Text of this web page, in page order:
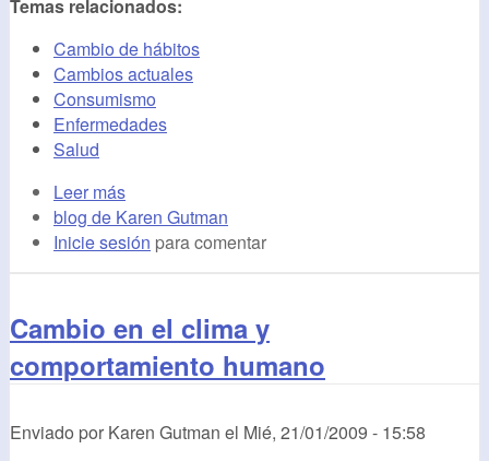
Temas relacionados:
Cambio de hábitos
Cambios actuales
Consumismo
Enfermedades
Salud
Leer más
blog de Karen Gutman
Inicie sesión para comentar
Cambio en el clima y
comportamiento humano
Enviado por Karen Gutman el Mié, 21/01/2009 - 15:58